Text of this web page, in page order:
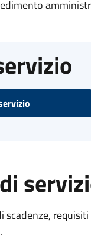
scadenze,